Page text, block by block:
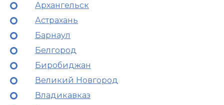
Архангельск
Астрахань
Барнаул
Белгород
Биробиджан
Великий Новгород
Владикавказ